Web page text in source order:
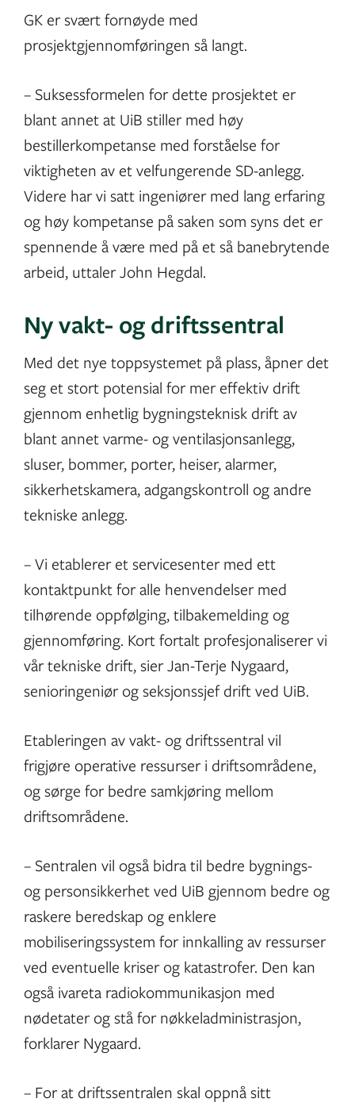
GK er svært fornøyde med
prosjektgjennomføringen så langt.
– Suksessformelen for dette prosjektet er
blant annet at UiB stiller med høy
bestillerkompetanse med forståelse for
viktigheten av et velfungerende SD-anlegg.
Videre har vi satt ingeniører med lang erfaring
og høy kompetanse på saken som syns det er
spennende å være med på et så banebrytende
arbeid, uttaler John Hegdal.
Ny vakt- og driftssentral
Med det nye toppsystemet på plass, åpner det
seg et stort potensial for mer effektiv drift
gjennom enhetlig bygningsteknisk drift av
blant annet varme- og ventilasjonsanlegg,
sluser, bommer, porter, heiser, alarmer,
sikkerhetskamera, adgangskontroll og andre
tekniske anlegg.
– Vi etablerer et servicesenter med ett
kontaktpunkt for alle henvendelser med
tilhørende oppfølging, tilbakemelding og
gjennomføring. Kort fortalt profesjonaliserer vi
vår tekniske drift, sier Jan-Terje Nygaard,
senioringeniør og seksjonssjef drift ved UiB.
Etableringen av vakt- og driftssentral vil
frigjøre operative ressurser i driftsområdene,
og sørge for bedre samkjøring mellom
driftsområdene.
– Sentralen vil også bidra til bedre bygnings-
og personsikkerhet ved UiB gjennom bedre og
raskere beredskap og enklere
mobiliseringssystem for innkalling av ressurser
ved eventuelle kriser og katastrofer. Den kan
også ivareta radiokommunikasjon med
nødetater og stå for nøkkeladministrasjon,
forklarer Nygaard.
– For at driftssentralen skal oppnå sitt